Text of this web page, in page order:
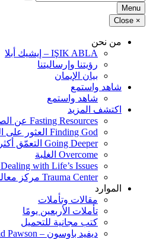
عن:
Menu
×
من نحن
IŞIK ABLA – إيشيك أبلا
رؤيتنا وإرساليتنا
بيان الإيمان
شاهد واستمع
شاهد واستمع
اكتشف المزيد
Fasting Resources عن الصوم
Finding God العثور على الله
Going Deeper التعمّق أكثر
Overcome الغلبة
Dealing with Life’s Issues التعامل مع قضايا الحياة
Trauma Center مركز معالجة الصدمات
الموارد
مقالات وتأملات
تأملات الأربعين يومًا
كتب مجانية للتحميل
ديفيد باوسون – David Pawson